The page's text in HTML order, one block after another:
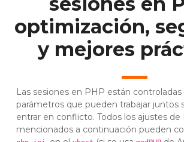
optimización,
y mejores
Las sesiones en PHP están controladas
parámetros que pueden trabajar juntos
entrar en conflicto. Todos los ajustes de
mencionados a continuación pueden